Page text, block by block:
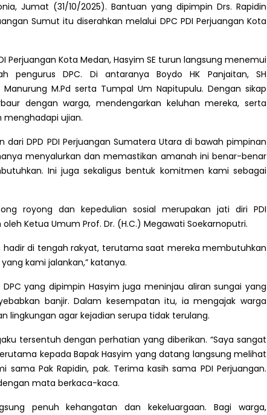
Jumat (31/10/2025). Bantuan yang dipimpin Drs. Rapidin
Sumut itu diserahkan melalui DPC PDI Perjuangan Kota
Perjuangan Kota Medan, Hasyim SE turun langsung menemui
pengurus DPC. Di antaranya Boydo HK Panjaitan, SH
M.Pd serta Tumpal Um Napitupulu. Dengan sikap
dengan warga, mendengarkan keluhan mereka, serta
ujian.
dari DPD PDI Perjuangan Sumatera Utara di bawah pimpinan
menyalurkan dan memastikan amanah ini benar-benar
Ini juga sekaligus bentuk komitmen kami sebagai
royong dan kepedulian sosial merupakan jati diri PDI
Ketua Umum Prof. Dr. (H.C.) Megawati Soekarnoputri.
hadir di tengah rakyat, terutama saat mereka membutuhkan
kami jalankan,” katanya.
yang dipimpin Hasyim juga meninjau aliran sungai yang
banjir. Dalam kesempatan itu, ia mengajak warga
lingkungan agar kejadian serupa tidak terulang.
tersentuh dengan perhatian yang diberikan. “Saya sangat
kepada Bapak Hasyim yang datang langsung melihat
sama Pak Rapidin, pak. Terima kasih sama PDI Perjuangan.
mata berkaca-kaca.
penuh kehangatan dan kekeluargaan. Bagi warga,